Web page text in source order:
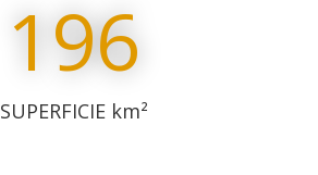
196
SUPERFICIE km²